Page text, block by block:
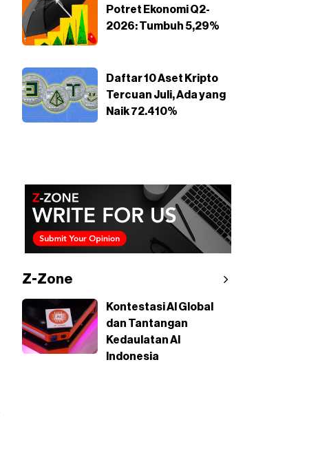
Potret Ekonomi Q2-
2026: Tumbuh 5,29%
Daftar 10 Aset Kripto
Tercuan Juli, Ada yang
Naik 72.410%
Z-Zone
Kontestasi AI Global
dan Tantangan
Kedaulatan AI
Indonesia